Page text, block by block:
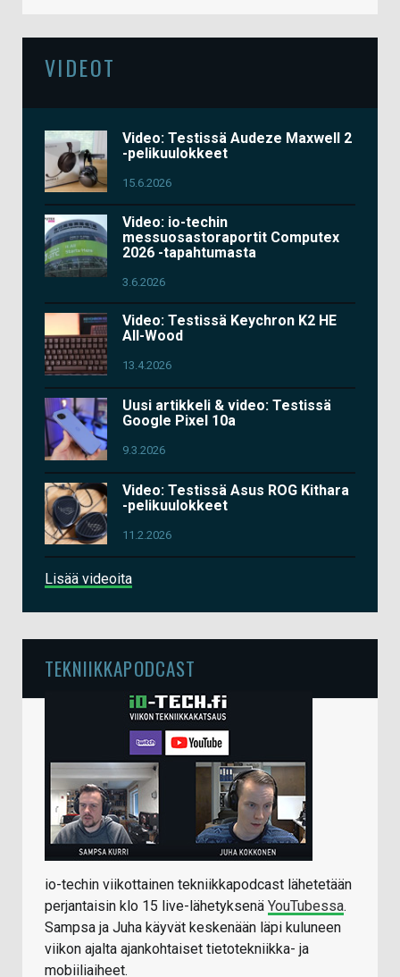
VIDEOT
Video: Testissä Audeze Maxwell 2
-pelikuulokkeet
15.6.2026
Video: io-techin
messuosastoraportit Computex
2026 -tapahtumasta
3.6.2026
Video: Testissä Keychron K2 HE
All-Wood
13.4.2026
Uusi artikkeli & video: Testissä
Google Pixel 10a
9.3.2026
Video: Testissä Asus ROG Kithara
-pelikuulokkeet
11.2.2026
Lisää videoita
TEKNIIKKAPODCAST
io-techin viikottainen tekniikkapodcast lähetetään
perjantaisin klo 15 live-lähetyksenä YouTubessa.
Sampsa ja Juha käyvät keskenään läpi kuluneen
viikon ajalta ajankohtaiset tietotekniikka- ja
mobiiliaiheet.